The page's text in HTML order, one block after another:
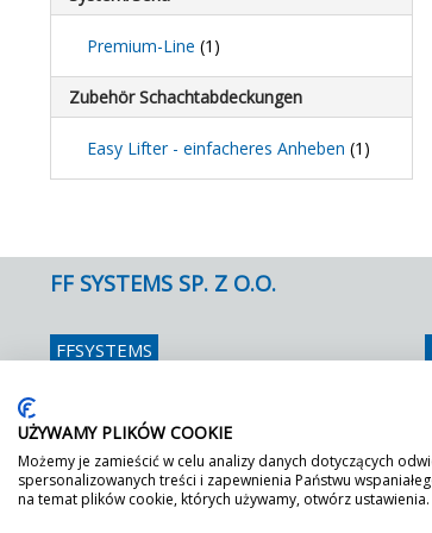
Premium-Line (1)
Zubehör Schachtabdeckungen
Easy Lifter - einfacheres Anheben (1)
FF SYSTEMS SP. Z O.O.
FFSYSTEMS
UŻYWAMY PLIKÓW COOKIE
Możemy je zamieścić w celu analizy danych dotyczących
spersonalizowanych treści i zapewnienia Państwu
na temat plików cookie, których używamy, otwórz ustawienia.